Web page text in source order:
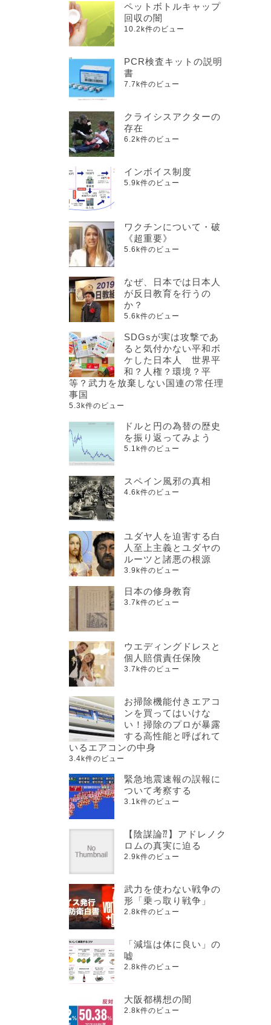
ペットボトルキャップ
回収の闇
10.2k件のビュー
PCR検査キットの説明
書
7.7k件のビュー
クライシスアクターの
存在
6.2k件のビュー
インボイス制度
5.9k件のビュー
ワクチンについて・破
《超重要》
5.6k件のビュー
なぜ、日本では日本人
が反日教育を行うの
か？
5.6k件のビュー
SDGsが実は攻撃であ
ると気付かない平和ボ
ケした日本人 世界平
和？人権？環境？平
等？武力を放棄しない国連の常任理
事国
5.3k件のビュー
ドルと円の為替の歴史
を振り返ってみよう
5.1k件のビュー
スペイン風邪の真相
4.6k件のビュー
ユダヤ人を迫害する白
人至上主義とユダヤの
ルーツと諸悪の根源
3.9k件のビュー
日本の修身教育
3.7k件のビュー
ウエディングドレスと
個人賠償責任保険
3.7k件のビュー
お掃除機能付きエアコ
ンを買ってはいけな
い！掃除のプロが暴露
する高性能と呼ばれて
いるエアコンの中身
3.4k件のビュー
緊急地震速報の誤報に
ついて考察する
3.1k件のビュー
【陰謀論⁇】アドレノク
ロムの真実に迫る
2.9k件のビュー
武力を使わない戦争の
形「乗っ取り戦争」
2.8k件のビュー
「減塩は体に良い」の
嘘
2.8k件のビュー
大阪都構想の闇
2.8k件のビュー